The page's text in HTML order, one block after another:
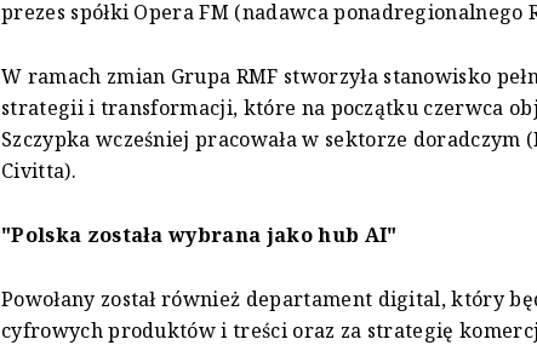
prezes spółki Opera FM (nadawca ponadregionalnego
W ramach zmian Grupa RMF stworzyła stanowisko
strategii i transformacji, które na początku czerwca
Szczypka wcześniej pracowała w sektorze doradczym
Civitta).
"Polska została wybrana jako hub AI"
Powołany został również departament digital, który
cyfrowych produktów i treści oraz za strategię